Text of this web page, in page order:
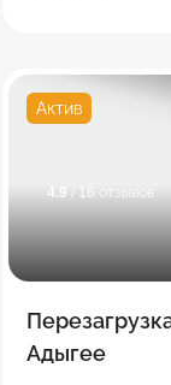
Актив
4.9 / 16 отзывов
Адыгее